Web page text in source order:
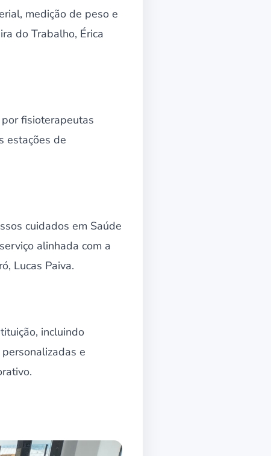
medição de peso e
do Trabalho, Érica
fisioterapeutas
estações de
cuidados em Saúde
alinhada com a
Lucas Paiva.
incluindo
e